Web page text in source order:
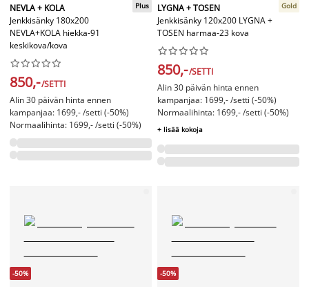
NEVLA + KOLA
Jenkkisänky 180x200
NEVLA+KOLA hiekka-91
keskikova/kova
Plus






850,-/SETTI
Alin 30 päivän hinta ennen
kampanjaa: 1699,- /setti (-50%)
Normaalihinta: 1699,- /setti (-50%)
LYGNA + TOSEN
Jenkkisänky 120x200 LYGNA +
TOSEN harmaa-23 kova
Gold






850,-/SETTI
Alin 30 päivän hinta ennen
kampanjaa: 1699,- /setti (-50%)
Normaalihinta: 1699,- /setti (-50%)
+ lisää kokoja
-50% -50%